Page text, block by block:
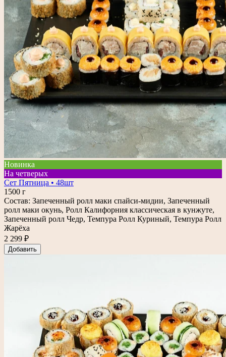
Новинка
На четверых
Сет Пятница • 48шт
1500 г
Состав: Запеченный ролл маки спайси-мидии, Запеченный
ролл маки окунь, Ролл Калифорния классическая в кунжуте,
Запеченный ролл Чедр, Темпура Ролл Куриный, Темпура Ролл
Жарёха
2 299 ₽
Добавить